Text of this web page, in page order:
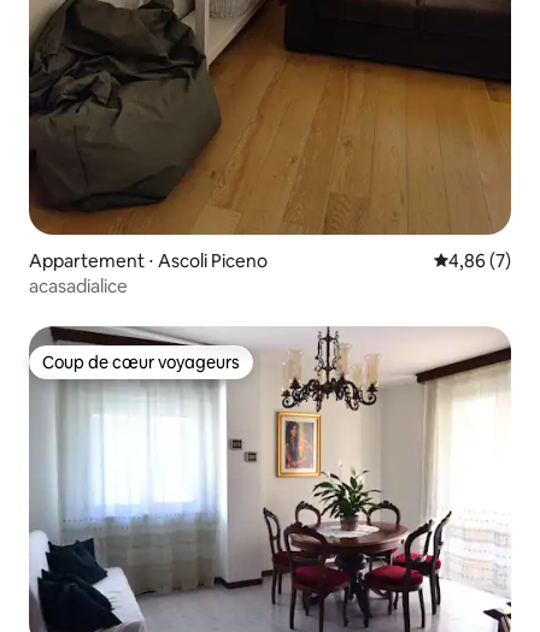
Appartement ⋅ Ascoli Piceno Évaluation
4,86 (7)
acasadialice
Coup de cœur voyageurs
Coup de cœur voyageurs